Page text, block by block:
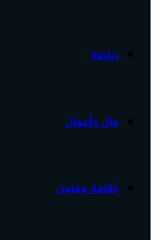
رياضة
مال وأعمال
ثقافة وفنون